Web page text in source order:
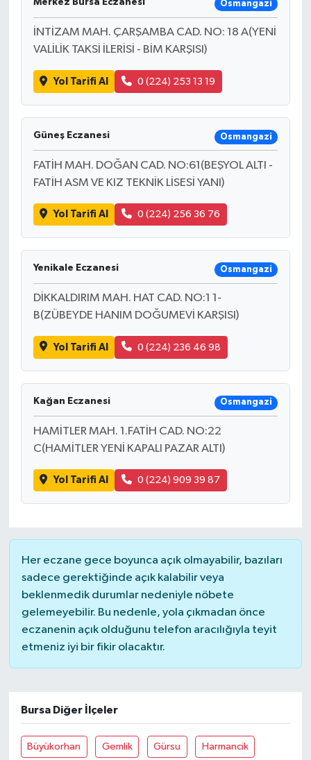
Merkez Bursa Eczanesi Osmangazi
İNTİZAM MAH. ÇARŞAMBA CAD. NO: 18 A(YENİ
VALİLİK TAKSİ İLERİSİ - BİM KARŞISI)
Yol Tarifi Al 0 (224) 253 13 19
Güneş Eczanesi Osmangazi
FATİH MAH. DOĞAN CAD. NO:61(BEŞYOL ALTI -
FATİH ASM VE KIZ TEKNİK LİSESİ YANI)
Yol Tarifi Al 0 (224) 256 36 76
Yenikale Eczanesi Osmangazi
DİKKALDIRIM MAH. HAT CAD. NO:1 1-
B(ZÜBEYDE HANIM DOĞUMEVİ KARŞISI)
Yol Tarifi Al 0 (224) 236 46 98
Kağan Eczanesi Osmangazi
HAMİTLER MAH. 1.FATİH CAD. NO:22
C(HAMİTLER YENİ KAPALI PAZAR ALTI)
Yol Tarifi Al 0 (224) 909 39 87
Her eczane gece boyunca açık olmayabilir, bazıları
sadece gerektiğinde açık kalabilir veya
beklenmedik durumlar nedeniyle nöbete
gelemeyebilir. Bu nedenle, yola çıkmadan önce
eczanenin açık olduğunu telefon aracılığıyla teyit
etmeniz iyi bir fikir olacaktır.
Bursa Diğer İlçeler
Büyükorhan Gemlik Gürsu Harmancik